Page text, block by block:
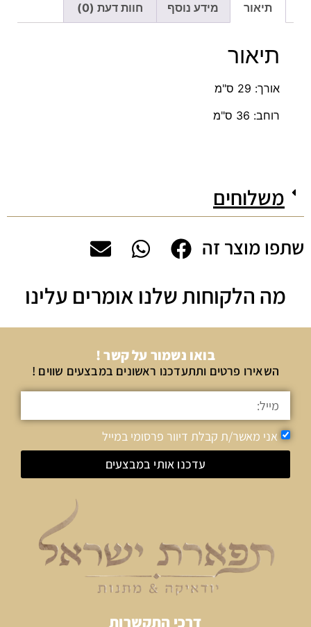
תיאור מידע נוסף חוות דעת (0)
תיאור
אורך: 29 ס"מ
רוחב: 36 ס"מ
משלוחים
שתפו מוצר זה
מה הלקוחות שלנו אומרים עלינו
בואו נשמור על קשר !
השאירו פרטים ותתעדכנו ראשונים במבצעים שווים !
אני מאשר/ת קבלת דיוור פרסומי במייל
עדכנו אותי במבצעים
דרכי התקשרות